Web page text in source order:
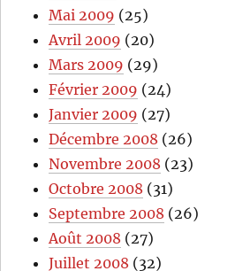
Mai 2009 (25)
Avril 2009 (20)
Mars 2009 (29)
Février 2009 (24)
Janvier 2009 (27)
Décembre 2008 (26)
Novembre 2008 (23)
Octobre 2008 (31)
Septembre 2008 (26)
Août 2008 (27)
Juillet 2008 (32)